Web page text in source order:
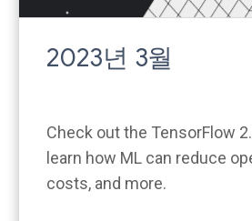
2023년 3월
Check out the TensorFlow
learn how ML can reduce
costs, and more.